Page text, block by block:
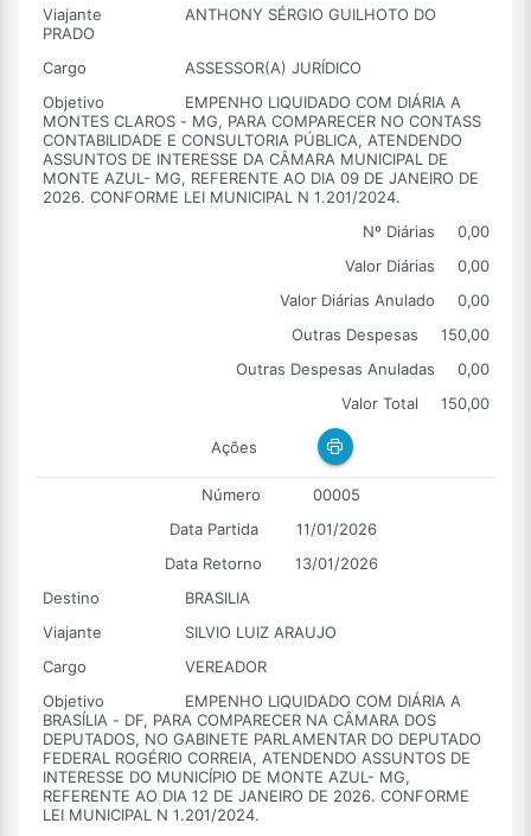
Viajante
ANTHONY SÉRGIO GUILHOTO DO
PRADO
Cargo
ASSESSOR(A) JURÍDICO
Objetivo
EMPENHO LIQUIDADO COM DIÁRIA A
MONTES CLAROS - MG, PARA COMPARECER NO CONTASS
CONTABILIDADE E CONSULTORIA PÚBLICA, ATENDENDO
ASSUNTOS DE INTERESSE DA CÂMARA MUNICIPAL DE
MONTE AZUL- MG, REFERENTE AO DIA 09 DE JANEIRO DE
2026. CONFORME LEI MUNICIPAL N 1.201/2024.
Nº Diárias
0,00
Valor Diárias
0,00
Valor Diárias Anulado
0,00
Outras Despesas
150,00
Outras Despesas Anuladas
0,00
Valor Total
150,00
Ações
Número
00005
Data Partida
11/01/2026
Data Retorno
13/01/2026
Destino
BRASILIA
Viajante
SILVIO LUIZ ARAUJO
Cargo
VEREADOR
Objetivo
EMPENHO LIQUIDADO COM DIÁRIA A
BRASÍLIA - DF, PARA COMPARECER NA CÂMARA DOS
DEPUTADOS, NO GABINETE PARLAMENTAR DO DEPUTADO
FEDERAL ROGÉRIO CORREIA, ATENDENDO ASSUNTOS DE
INTERESSE DO MUNICÍPIO DE MONTE AZUL- MG,
REFERENTE AO DIA 12 DE JANEIRO DE 2026. CONFORME
LEI MUNICIPAL N 1.201/2024.